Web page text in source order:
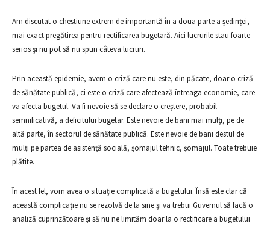
Am discutat o chestiune extrem de importantă în a doua parte a ședinței,
mai exact pregătirea pentru rectificarea bugetară. Aici lucrurile stau foarte
serios și nu pot să nu spun câteva lucruri.
Prin această epidemie, avem o criză care nu este, din păcate, doar o criză
de sănătate publică, ci este o criză care afectează întreaga economie, care
va afecta bugetul. Va fi nevoie să se declare o creștere, probabil
semnificativă, a deficitului bugetar. Este nevoie de bani mai mulți, pe de
altă parte, în sectorul de sănătate publică. Este nevoie de bani destul de
mulți pe partea de asistență socială, șomajul tehnic, șomajul. Toate trebuie
plătite.
În acest fel, vom avea o situație complicată a bugetului. Însă este clar că
această complicație nu se rezolvă de la sine și va trebui Guvernul să facă o
analiză cuprinzătoare și să nu ne limităm doar la o rectificare a bugetului